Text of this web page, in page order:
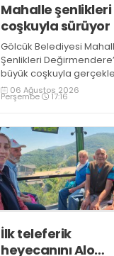
Mahalle şenlikleri
coşkuyla sürüyor
Gölcük Belediyesi
Şenlikleri
büyük coşkuyla
06 Ağustos 2026
Perşembe 17:16
İlk teleferik
heyecanını Alo